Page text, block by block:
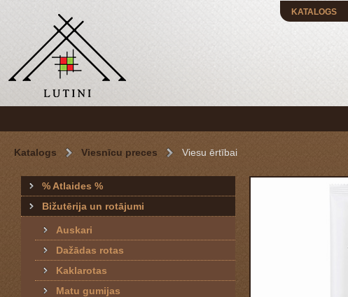
KATALOGS
Katalogs Viesnīcu preces Viesu ērtībai
% Atlaides %
Bižutērija un rotājumi
Auskari
Dažādas rotas
Kaklarotas
Matu gumijas